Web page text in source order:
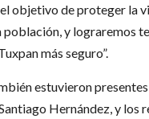
objetivo de proteger la
población, y lograremos
más seguro”.
estuvieron
Hernández, y los